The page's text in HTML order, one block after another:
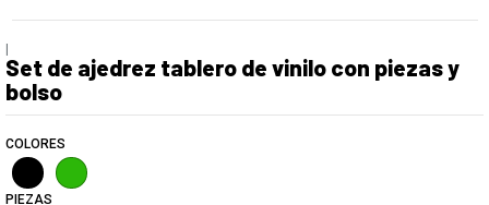
|
Set de ajedrez tablero de vinilo con piezas y
bolso
COLORES
PIEZAS